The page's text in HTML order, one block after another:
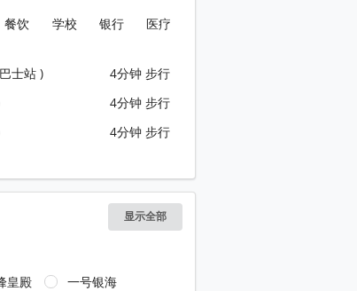
餐饮 学校 银行 医疗
士站 )
4分钟 步行
4分钟 步行
4分钟 步行
显示全部
皇殿 一号银海